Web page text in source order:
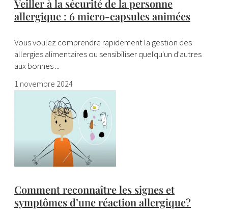
Veiller à la sécurité de la personne
allergique : 6 micro-capsules animées
Vous voulez comprendre rapidement la gestion des
allergies alimentaires ou sensibiliser quelqu'un d'autres
aux bonnes ...
1 novembre 2024
Comment reconnaître les signes et
symptômes d’une réaction allergique?